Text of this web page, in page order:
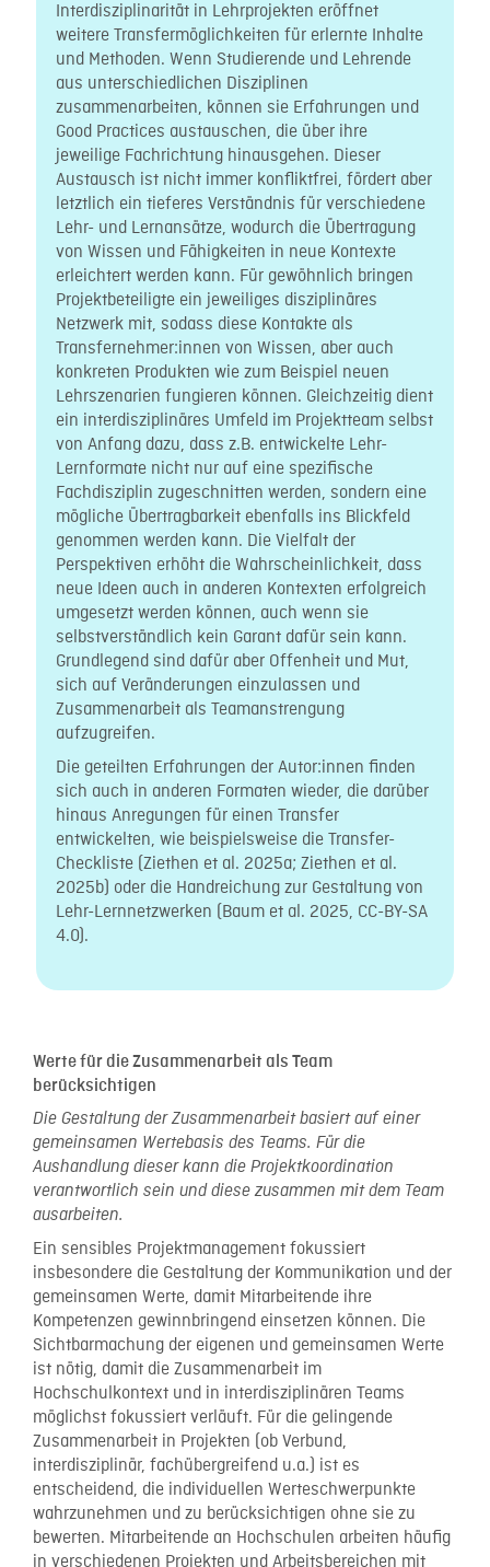
Interdisziplinarität in Lehrprojekten eröffnet
weitere Transfermöglichkeiten für erlernte Inhalte
und Methoden. Wenn Studierende und Lehrende
aus unterschiedlichen Disziplinen
zusammenarbeiten, können sie Erfahrungen und
Good Practices austauschen, die über ihre
jeweilige Fachrichtung hinausgehen. Dieser
Austausch ist nicht immer konfliktfrei, fördert aber
letztlich ein tieferes Verständnis für verschiedene
Lehr- und Lernansätze, wodurch die Übertragung
von Wissen und Fähigkeiten in neue Kontexte
erleichtert werden kann. Für gewöhnlich bringen
Projektbeteiligte ein jeweiliges disziplinäres
Netzwerk mit, sodass diese Kontakte als
Transfernehmer:innen von Wissen, aber auch
konkreten Produkten wie zum Beispiel neuen
Lehrszenarien fungieren können. Gleichzeitig dient
ein interdisziplinäres Umfeld im Projektteam selbst
von Anfang dazu, dass z.B. entwickelte Lehr-
Lernformate nicht nur auf eine spezifische
Fachdisziplin zugeschnitten werden, sondern eine
mögliche Übertragbarkeit ebenfalls ins Blickfeld
genommen werden kann. Die Vielfalt der
Perspektiven erhöht die Wahrscheinlichkeit, dass
neue Ideen auch in anderen Kontexten erfolgreich
umgesetzt werden können, auch wenn sie
selbstverständlich kein Garant dafür sein kann.
Grundlegend sind dafür aber Offenheit und Mut,
sich auf Veränderungen einzulassen und
Zusammenarbeit als Teamanstrengung
aufzugreifen.
Die geteilten Erfahrungen der Autor:innen finden
sich auch in anderen Formaten wieder, die darüber
hinaus Anregungen für einen Transfer
entwickelten, wie beispielsweise die Transfer-
Checkliste (Ziethen et al. 2025a; Ziethen et al.
2025b) oder die Handreichung zur Gestaltung von
Lehr-Lernnetzwerken (Baum et al. 2025, CC-BY-SA
4.0).
Werte für die Zusammenarbeit als Team
berücksichtigen
Die Gestaltung der Zusammenarbeitbasiertauf einer
gemeinsamen Wertebasis des Teams. Für die
Aushandlung dieser kann die Projektkoordination
verantwortlich sein und diese zusammen mit dem Team
ausarbeiten.
Ein sensibles Projektmanagement fokussiert
insbesondere die Gestaltung der Kommunikation und der
gemeinsamen Werte, damit Mitarbeitende ihre
Kompetenzen gewinnbringend einsetzen können. Die
Sichtbarmachung der eigenen und gemeinsamen Werte
ist nötig, damit die Zusammenarbeit im
Hochschulkontext und in interdisziplinären Teams
möglichst fokussiert verläuft. Für die gelingende
Zusammenarbeit in Projekten (ob Verbund,
interdisziplinär, fachübergreifend u.a.) ist es
entscheidend, die individuellen Werteschwerpunkte
wahrzunehmen und zu berücksichtigen ohne sie zu
bewerten. Mitarbeitende an Hochschulen arbeiten häufig
in verschiedenen Projekten und Arbeitsbereichen mit